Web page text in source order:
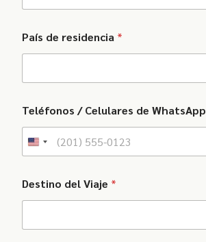
País de residencia *
Teléfonos / Celulares de WhatsApp
U
i
t
Destino del Viaje *